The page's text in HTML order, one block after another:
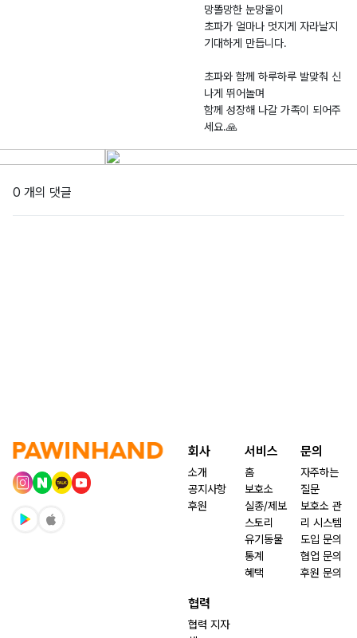
망똘망한 눈망울이
초파가 얼마나 멋지게 자라날지
기대하게 만듭니다.
초파와 함께 하루하루 발맞춰 신
나게 뛰어놀며
함께 성장해 나갈 가족이 되어주
0 개의 댓글
회사
소개
공지사항
후원
서비스
홈
보호소
실종/제보
스토리
유기동물
통계
혜택
문의
자주하는
질문
보호소 관
리 시스템
도입 문의
협업 문의
후원 문의
협력
협력 지자